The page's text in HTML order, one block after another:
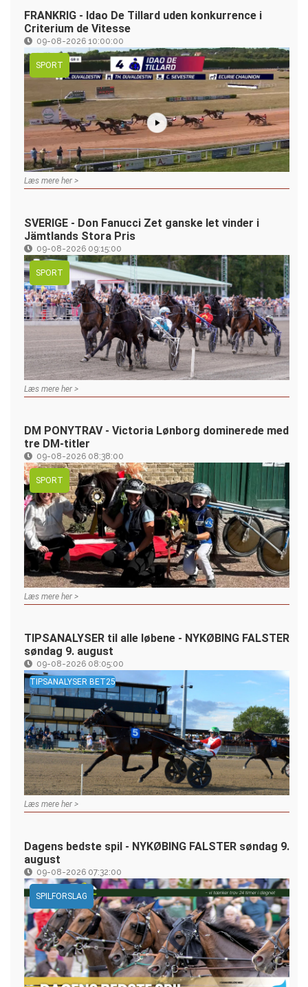
FRANKRIG - Idao De Tillard uden konkurrence i
Criterium de Vitesse
09-08-2026 10:00:00
SPORT
Læs mere her >
SVERIGE - Don Fanucci Zet ganske let vinder i
Jämtlands Stora Pris
09-08-2026 09:15:00
SPORT
Læs mere her >
DM PONYTRAV - Victoria Lønborg dominerede med
tre DM-titler
09-08-2026 08:38:00
SPORT
Læs mere her >
TIPSANALYSER til alle løbene - NYKØBING FALSTER
søndag 9. august
09-08-2026 08:05:00
TIPSANALYSER BET25
Læs mere her >
Dagens bedste spil - NYKØBING FALSTER søndag 9.
august
09-08-2026 07:32:00
SPILFORSLAG